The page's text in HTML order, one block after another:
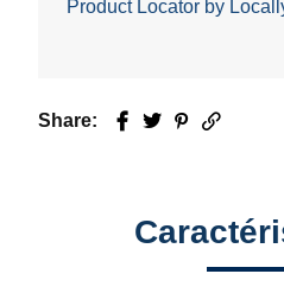
Product Locator by
Share: Facebook
TwitterPinterest
Email